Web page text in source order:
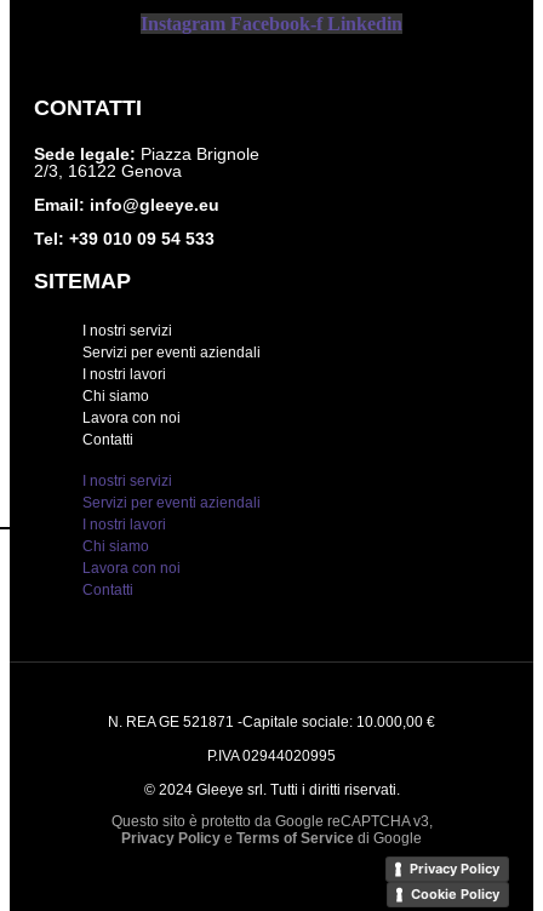
Instagram Facebook-f Linkedin
CONTATTI
Sede legale: Piazza Brignole
2/3, 16122 Genova
Email: info@gleeye.eu
Tel: +39 010 09 54 533
SITEMAP
I nostri servizi
Servizi per eventi aziendali
I nostri lavori
Chi siamo
Lavora con noi
Contatti
I nostri servizi
Servizi per eventi aziendali
I nostri lavori
Chi siamo
Lavora con noi
Contatti
N. REA GE 521871 -Capitale sociale: 10.000,00 €
P.IVA 02944020995
© 2024 Gleeye srl. Tutti i diritti riservati.
Questo sito è protetto da Google reCAPTCHA v3,
Privacy Policy e Terms of Service di Google
Privacy Policy
Cookie Policy